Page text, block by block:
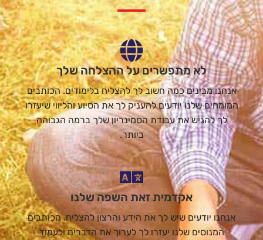
לא מתפשרים על ההצלחה שלך
אנחנו מבינים כמה חשוב לך להצליח בלימודים. הכותבים
המומחים שלנו יודעים להעניק לך את הסיוע והליווי שיעזרו
לך להגיש את עבודת הסמינריון שלך ברמה הגבוהה
ביותר.
אקדמית זאת השפה שלנו
אנחנו יודעים שיש לך את הידע והרצון להצליח. הכותבים
המנוסים שלנו יעזרו לך לערוך את הדברים ולעמוד